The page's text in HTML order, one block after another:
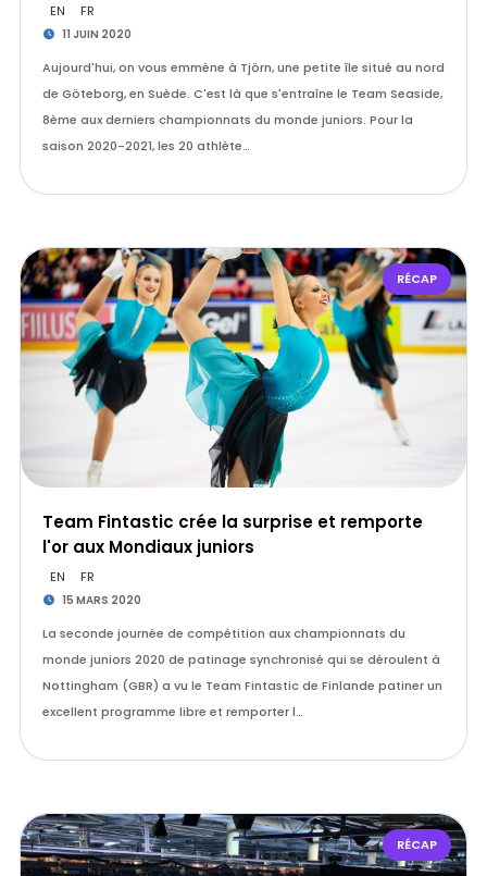
EN FR
11 JUIN 2020
Aujourd'hui, on vous emmène à Tjörn, une petite île situé au nord
de Göteborg, en Suède. C'est là que s'entraîne le Team Seaside,
8ème aux derniers championnats du monde juniors. Pour la
saison 2020-2021, les 20 athlète…
RÉCAP
Team Fintastic crée la surprise et remporte
l'or aux Mondiaux juniors
EN FR
15 MARS 2020
La seconde journée de compétition aux championnats du
monde juniors 2020 de patinage synchronisé qui se déroulent à
Nottingham (GBR) a vu le Team Fintastic de Finlande patiner un
excellent programme libre et remporter l…
RÉCAP